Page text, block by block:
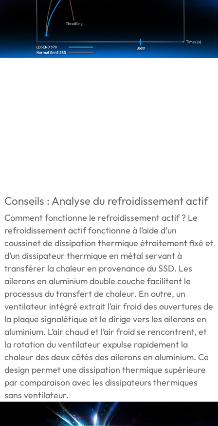
Conseils : Analyse du refroidissement actif
Comment fonctionne le refroidissement actif ? Le
refroidissement actif fonctionne à l’aide d'un
coussinet de dissipation thermique étroitement fixé et
d’un dissipateur thermique en métal servant à
transférer la chaleur en provenance du SSD. Les
ailerons en aluminium double couche facilitent le
processus du transfert de chaleur. En outre, un
ventilateur intégré extrait l’air froid des ouvertures de
la plaque signalétique et le dirige vers les ailerons en
aluminium. L’air chaud et l’air froid se rencontrent, et
la rotation du ventilateur expulse rapidement la
chaleur des deux côtés des ailerons en aluminium. Ce
design permet une dissipation thermique supérieure
par comparaison avec les dissipateurs thermiques
sans ventilateur.